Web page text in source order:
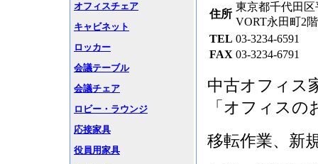
住所
東京都千代田区
VORT永田町2階
TEL 03-3234-6591
FAX 03-3234-6791
中古オフィス
「オフィス
移転作業、新
オフィスチェア
キャビネット
ロッカー
会議テーブル
会議チェア
ロビー・ラウンジ
応接家具
役員用家具